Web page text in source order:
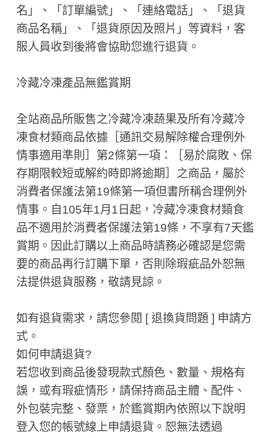
名」、「訂單編號」、「連絡電話」、「退貨
商品名稱」、「退貨原因及照片」等資料，客
服人員收到後將會協助您進行退貨。
冷藏冷凍產品無鑑賞期
全站商品所販售之冷藏冷凍蔬果及所有冷藏冷
凍食材類商品依據［通訊交易解除權合理例外
情事適用準則］第2條第一項：［易於腐敗、保
存期限較短或解約時即將逾期］之商品，屬於
消費者保護法第19條第一項但書所稱合理例外
情事。自105年1月1日起，冷藏冷凍食材類食
品不適用於消費者保護法第19條，不享有7天鑑
賞期。因此訂購以上商品時請務必確認是您需
要的商品再行訂購下單，否則除瑕疵品外恕無
法提供退貨服務，敬請見諒。
如有退貨需求，請您參閱 [ 退換貨問題 ] 申請方
式。
如何申請退貨?
若您收到商品後發現款式顏色、數量、規格有
誤，或有瑕疵情形，請保持商品主體、配件、
外包裝完整、發票，於鑑賞期內依照以下說明
登入您的帳號線上申請退貨。恕無法透過